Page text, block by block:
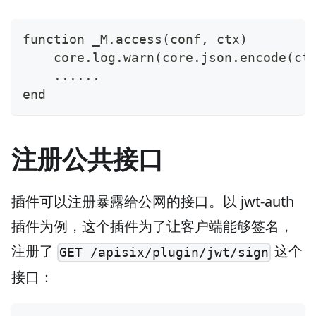
function _M.access(conf, ctx)
    ......
end
注册公共接口
插件可以注册暴露给公网的接口。以 jwt-auth
插件为例，这个插件为了让客户端能够签名，
注册了 GET /apisix/plugin/jwt/sign 这个
接口：